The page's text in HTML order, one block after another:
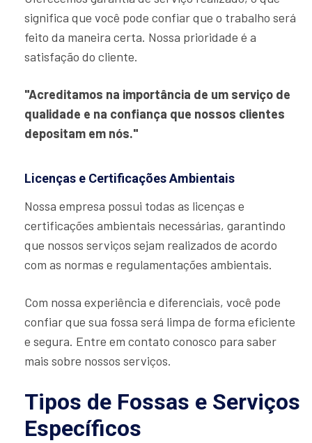
significa que você pode confiar que o trabalho será
feito da maneira certa. Nossa prioridade é a
satisfação do cliente.
"Acreditamos na importância de um serviço de
qualidade e na confiança que nossos clientes
depositam em nós."
Licenças e Certificações Ambientais
Nossa empresa possui todas as licenças e
certificações ambientais necessárias, garantindo
que nossos serviços sejam realizados de acordo
com as normas e regulamentações ambientais.
Com nossa experiência e diferenciais, você pode
confiar que sua fossa será limpa de forma eficiente
e segura. Entre em contato conosco para saber
mais sobre nossos serviços.
Tipos de Fossas e Serviços
Específicos